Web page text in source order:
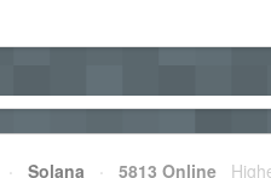
· Solana · 5813 Online